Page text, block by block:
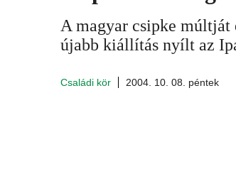
A magyar csipke múltját
újabb kiállítás nyílt az
Családi kör 2004. 10. 08. péntek